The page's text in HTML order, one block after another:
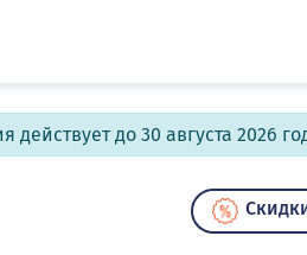
до 30 августа 2026